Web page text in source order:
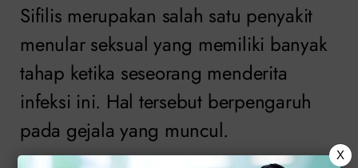
Sifilis merupakan salah satu penyakit
menular seksual yang memiliki banyak
tahap ketika seseorang menderita
infeksi ini. Hal tersebut berpengaruh
pada gejala yang muncul.
X